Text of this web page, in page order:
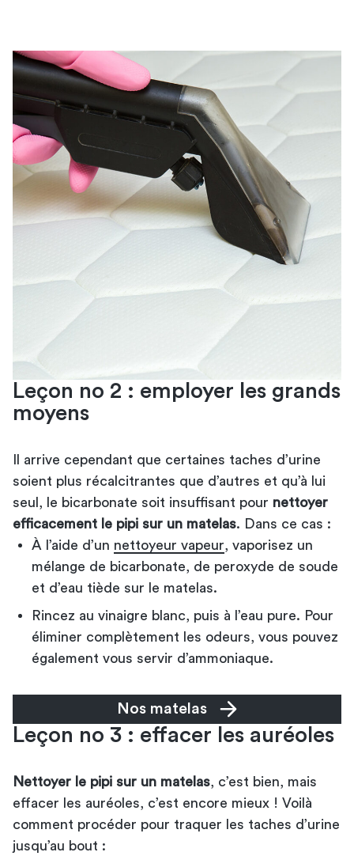
Leçon no 2 : employer les grands
moyens
Il arrive cependant que certaines taches d’urine
soient plus récalcitrantes que d’autres et qu’à lui
seul, le bicarbonate soit insuffisant pour nettoyer
efficacement le pipi sur un matelas. Dans ce cas :
À l’aide d’un nettoyeur vapeur , vaporisez un
mélange de bicarbonate, de peroxyde de soude
et d’eau tiède sur le matelas.
Rincez au vinaigre blanc, puis à l’eau pure. Pour
éliminer complètement les odeurs, vous pouvez
également vous servir d’ammoniaque.
Nos matelas
Leçon no 3 : effacer les auréoles
Nettoyer le pipi sur un matelas , c’est bien, mais
effacer les auréoles, c’est encore mieux ! Voilà
comment procéder pour traquer les taches d’urine
jusqu’au bout :